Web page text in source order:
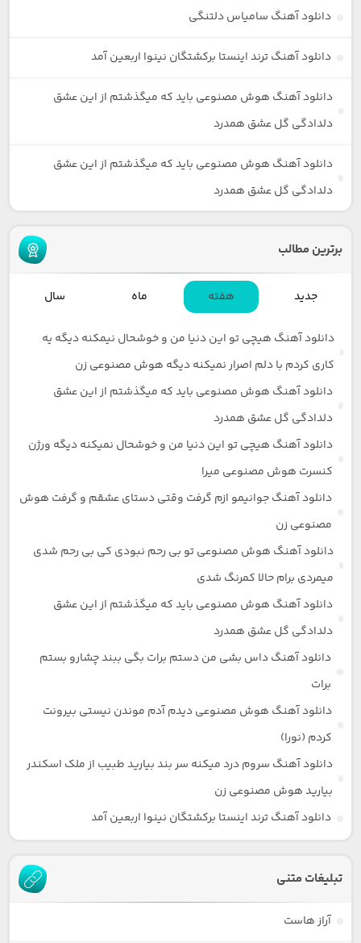
دانلود آهنگ سامیاس دلتنگی
دانلود آهنگ ترند اینستا برکشتگان نینوا اربعین آمد
دانلود آهنگ هوش مصنوعی باید که میگذشتم از این عشق
دلدادگی گل عشق همدرد
دانلود آهنگ هوش مصنوعی باید که میگذشتم از این عشق
دلدادگی گل عشق همدرد
برترین مطالب
جدید هفته ماه سال
دانلود آهنگ هیچی تو این دنیا من و خوشحال نیمکنه دیگه یه
کاری کردم با دلم اصرار نمیکنه دیگه هوش مصنوعی زن
دانلود آهنگ هوش مصنوعی باید که میگذشتم از این عشق
دلدادگی گل عشق همدرد
دانلود آهنگ هیچی تو این دنیا من و خوشحال نمیکنه دیگه ورژن
کنسرت هوش مصنوعی میرا
دانلود آهنگ جوانیمو ازم گرفت وقتی دستای عشقم و گرفت هوش
مصنوعی زن
دانلود آهنگ هوش مصنوعی تو بی رحم نبودی کی بی رحم شدی
میمردی برام حالا کمرنگ شدی
دانلود آهنگ هوش مصنوعی باید که میگذشتم از این عشق
دلدادگی گل عشق همدرد
دانلود آهنگ داس بشی من دستم برات بگی ببند چشارو بستم
برات
دانلود آهنگ هوش مصنوعی دیدم آدم موندن نیستی بیرونت
کردم (نورا)
دانلود آهنگ سروم درد میکنه سر بند بیارید طبیب از ملک اسکندر
بیارید هوش مصنوعی زن
دانلود آهنگ ترند اینستا برکشتگان نینوا اربعین آمد
تبلیغات متنی
آراز هاست